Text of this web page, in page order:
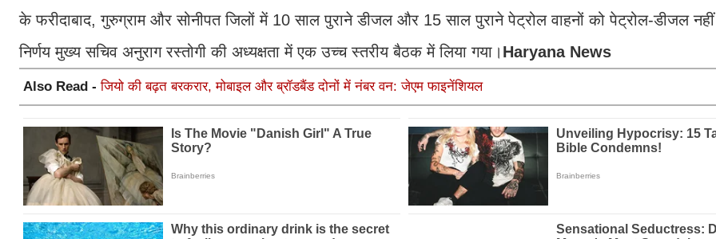
के फरीदाबाद, गुरुग्राम और सोनीपत जिलों में 10 साल पुराने डीजल और 15 साल पुराने पेट्रोल वाहनों को पेट्रोल-डीजल
निर्णय मुख्य सचिव अनुराग रस्तोगी की अध्यक्षता में एक उच्च स्तरीय बैठक में लिया गया। Haryana News
Also Read -जियो की बढ़त बरकरार, मोबाइल और ब्रॉडबैंड दोनों में नंबर वन: जेएम फाइनेंशियल